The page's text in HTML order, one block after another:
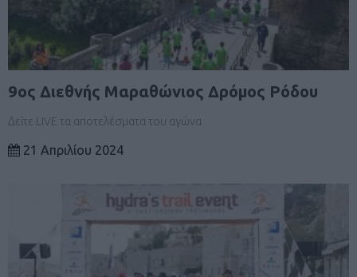
9ος Διεθνής Μαραθώνιος Δρόμος Ρόδου
Δείτε LIVE τα αποτελέσματα του αγώνα
21 Απριλίου 2024